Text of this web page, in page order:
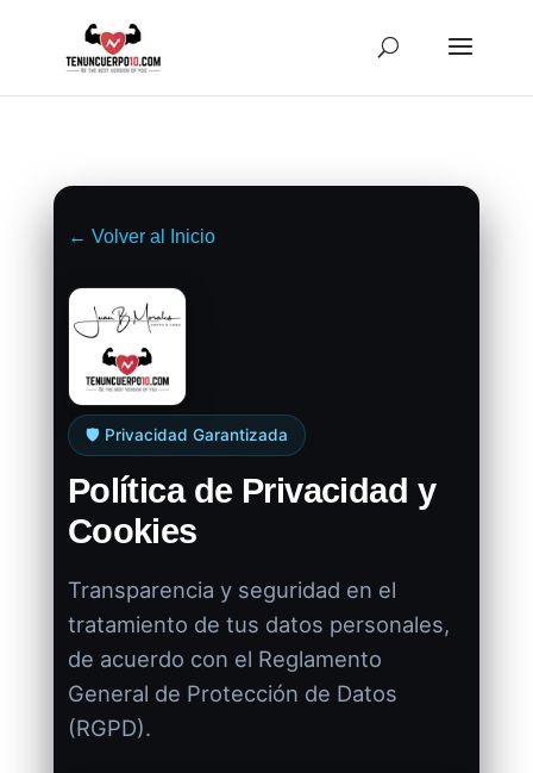
← Volver al Inicio
🛡️ Privacidad Garantizada
Política de Privacidad y
Cookies
Transparencia y seguridad en el
tratamiento de tus datos personales,
de acuerdo con el Reglamento
General de Protección de Datos
(RGPD).